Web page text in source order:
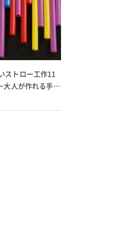
ストロー工作11
大人が作れる手作